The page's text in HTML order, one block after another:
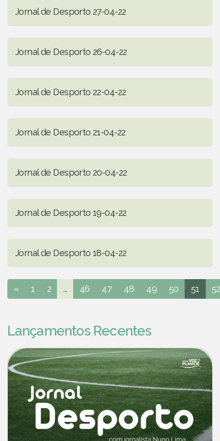
Jornal de Desporto 27-04-22
Jornal de Desporto 26-04-22
Jornal de Desporto 22-04-22
Jornal de Desporto 21-04-22
Jornal de Desporto 20-04-22
Jornal de Desporto 19-04-22
Jornal de Desporto 18-04-22
« 1 2 ... 46 47 48 49 50 51 52
Lançamentos Recentes